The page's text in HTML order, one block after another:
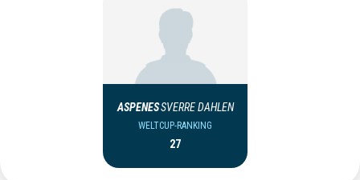
ASPENESSVERRE DAHLEN
WELTCUP-RANKING
27